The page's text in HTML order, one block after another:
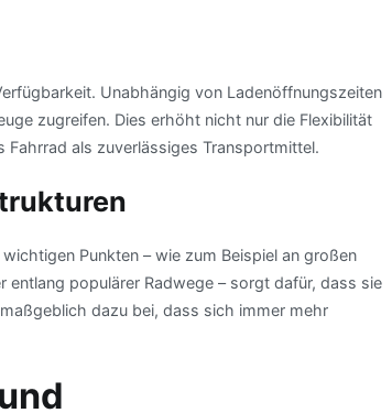
Unabhängig von Ladenöffnungszeiten
zugreifen. Dies erhöht nicht nur die Flexibilität
Fahrrad als zuverlässiges Transportmittel.
Punkten – wie zum Beispiel an großen
entlang populärer Radwege – sorgt dafür, dass sie
dazu bei, dass sich immer mehr